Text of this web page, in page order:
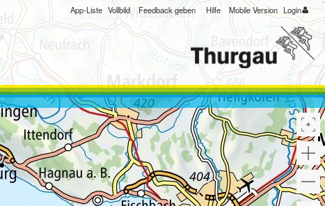
App-Liste Vollbild Feedback geben Hilfe Mobile Version Login